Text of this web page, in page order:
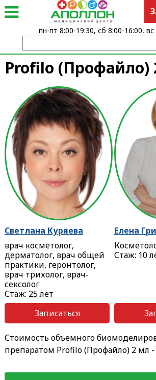
Profilo (Профайло)
Светлана Куряева
врач косметолог,
дерматолог, врач общей
практики, геронтолог,
врач трихолог, врач-
сексолог
Стаж: 25 лет
Записаться
Елена
Стаж: 10
Стоимость объемного
препаратом Profilo (Профайло) 2 мл -
пн-пт 8:00-19:30, сб 8:00-16:00, вс